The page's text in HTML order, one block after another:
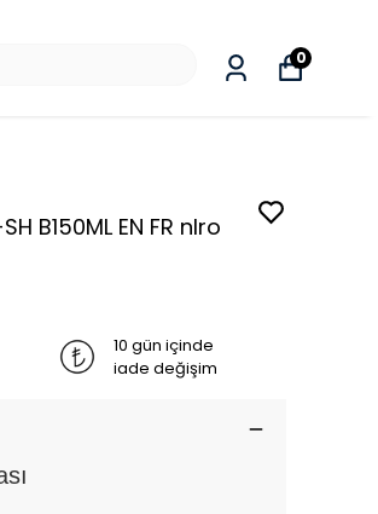
0
B150ML EN FR nlro
10 gün içinde
iade değişim